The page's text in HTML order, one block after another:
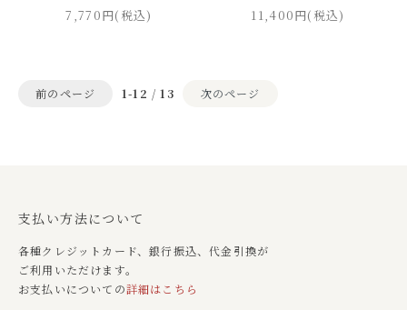
7,770円(税込) 11,400円(税込)
前のページ 1-12 /13 次のページ
支払い方法について
各種クレジットカード、銀行振込、代金引換が
ご利用いただけます。
お支払いについての詳細はこちら